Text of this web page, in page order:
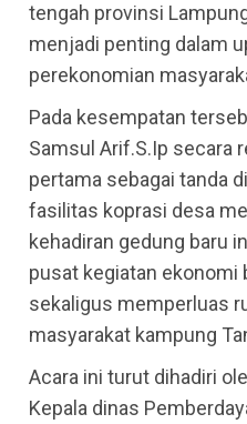
tengah provinsi
menjadi penting dalam
perekonomian
Pada kesempatan
Samsul Arif.S.Ip secara
pertama sebagai tanda
fasilitas koprasi desa
kehadiran gedung baru
pusat kegiatan ekonomi
sekaligus memperluas
masyarakat kampung
Acara ini turut dihadiri
Kepala dinas